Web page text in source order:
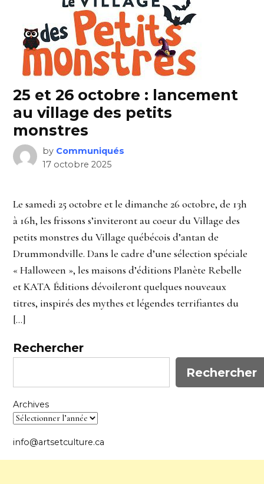
25 et 26 octobre : lancement
au village des petits
monstres
by Communiqués
17 octobre 2025
Le samedi 25 octobre et le dimanche 26 octobre, de 13h
à 16h, les frissons s’inviteront au coeur du Village des
petits monstres du Village québécois d’antan de
Drummondville. Dans le cadre d’une sélection spéciale
« Halloween », les maisons d’éditions Planète Rebelle
et KATA Éditions dévoileront quelques nouveaux
titres, inspirés des mythes et légendes terrifiantes du
[…]
Rechercher
Rechercher
Archives
info@artsetculture.ca